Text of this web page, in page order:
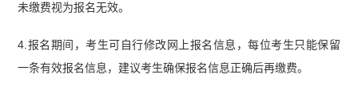
未缴费视为报名无效。
4.报名期间，考生可自行修改网上报名信息，每位考生只能保留
一条有效报名信息，建议考生确保报名信息正确后再缴费。